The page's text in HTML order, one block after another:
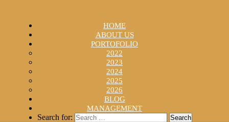
HOME
ABOUT US
PORTOFOLIO
2022
2023
2024
2025
2026
BLOG
MANAGEMENT
Search for: